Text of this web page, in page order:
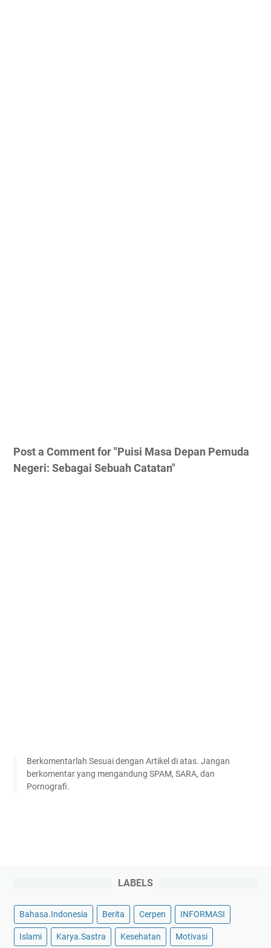
Post a Comment for "Puisi Masa Depan Pemuda
Negeri: Sebagai Sebuah Catatan"
Berkomentarlah Sesuai dengan Artikel di atas. Jangan
berkomentar yang mengandung SPAM, SARA, dan
Pornografi.
LABELS
Bahasa.Indonesia Berita Cerpen INFORMASI
Islami Karya.Sastra Kesehatan Motivasi